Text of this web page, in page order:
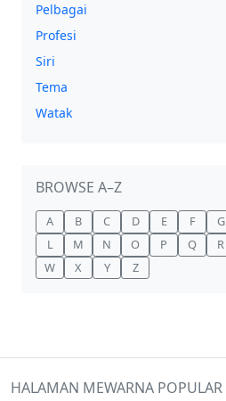
Pelbagai
Profesi
Siri
Tema
Watak
BROWSE A–Z
A B C D E F G
L
M N O P Q R
W
X Y Z
HALAMAN MEWARNA POPULAR